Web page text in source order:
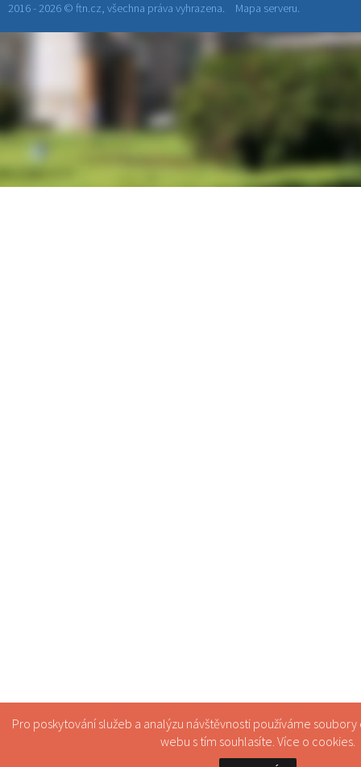
2016 - 2026 © ftn.cz, všechna práva vyhrazena. Mapa serveru.
Pro poskytování služeb a analýzu návštěvnosti používáme
webu s tím souhlasíte. Více o cookies.